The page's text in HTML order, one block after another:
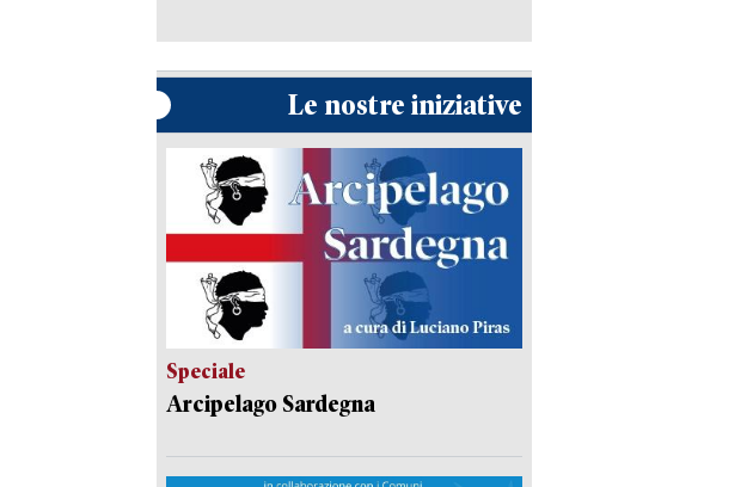
Le nostre iniziative
Speciale
Arcipelago Sardegna